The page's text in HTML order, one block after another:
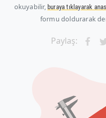
okuyabilir, buraya tıklayarak
formu doldurarak
Paylaş: